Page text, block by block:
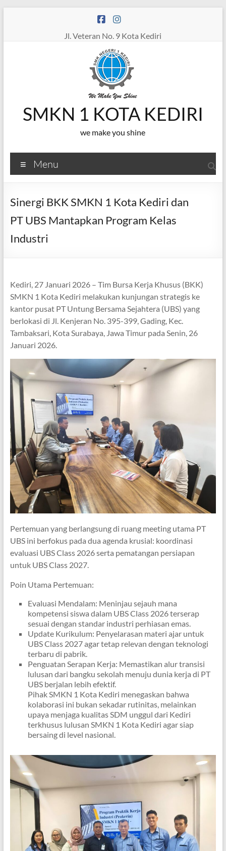
Jl. Veteran No. 9 Kota Kediri
SMKN 1 KOTA KEDIRI
we make you shine
Menu
Sinergi BKK SMKN 1 Kota Kediri dan
PT UBS Mantapkan Program Kelas
Industri
Kediri, 27 Januari 2026 – Tim Bursa Kerja Khusus (BKK)
SMKN 1 Kota Kediri melakukan kunjungan strategis ke
kantor pusat PT Untung Bersama Sejahtera (UBS) yang
berlokasi di Jl. Kenjeran No. 395-399, Gading, Kec.
Tambaksari, Kota Surabaya, Jawa Timur pada Senin, 26
Januari 2026.
Pertemuan yang berlangsung di ruang meeting utama PT
UBS ini berfokus pada dua agenda krusial: koordinasi
evaluasi UBS Class 2026 serta pematangan persiapan
untuk UBS Class 2027.
Poin Utama Pertemuan:
Evaluasi Mendalam: Meninjau sejauh mana
kompetensi siswa dalam UBS Class 2026 terserap
sesuai dengan standar industri perhiasan emas.
Update Kurikulum: Penyelarasan materi ajar untuk
UBS Class 2027 agar tetap relevan dengan teknologi
terbaru di pabrik.
Penguatan Serapan Kerja: Memastikan alur transisi
lulusan dari bangku sekolah menuju dunia kerja di PT
UBS berjalan lebih efektif.
Pihak SMKN 1 Kota Kediri menegaskan bahwa
kolaborasi ini bukan sekadar rutinitas, melainkan
upaya menjaga kualitas SDM unggul dari Kediri
terkhusus lulusan SMKN 1 Kota Kediri agar siap
bersaing di level nasional.